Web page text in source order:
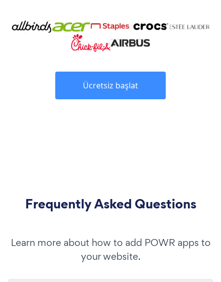
Ücretsiz başlat
Frequently Asked Questions
Learn more about how to add POWR apps to
your website.